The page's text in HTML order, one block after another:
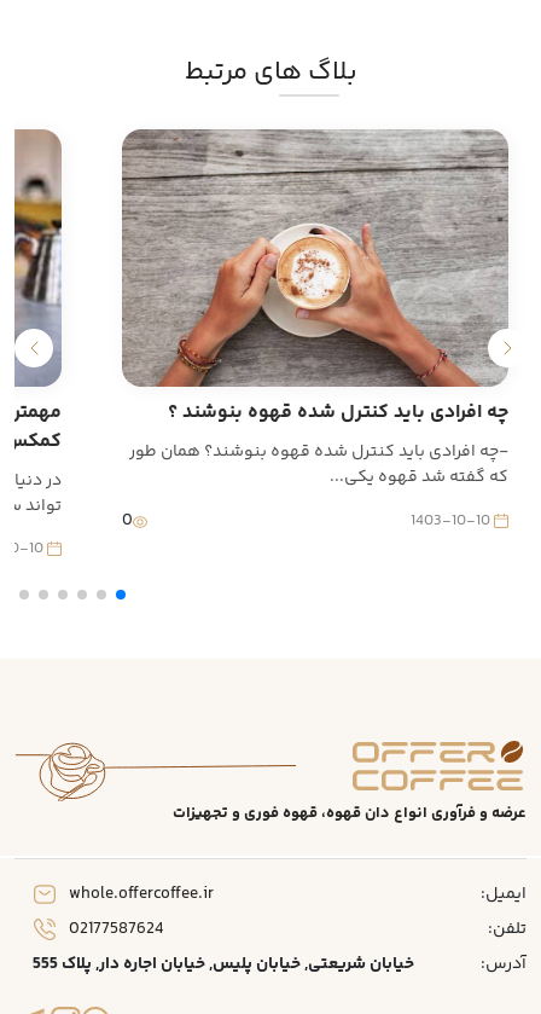
بلاگ های مرتبط
چه افرادی باید کنترل شده قهوه بنوشند ؟
-چه افرادی باید کنترل شده قهوه بنوشند؟ همان طور
که گفته شد قهوه یکی...
0
کمکس
در
تواند
عرضه و فرآوری انواع دان قهوه، قهوه فوری و تجهیزات
ایمیل:
whole.offercoffee.ir
تلفن:
02177587624
آدرس:
خیابان شریعتی, خیابان پلیس, خیابان اجاره دار, پلاک 555